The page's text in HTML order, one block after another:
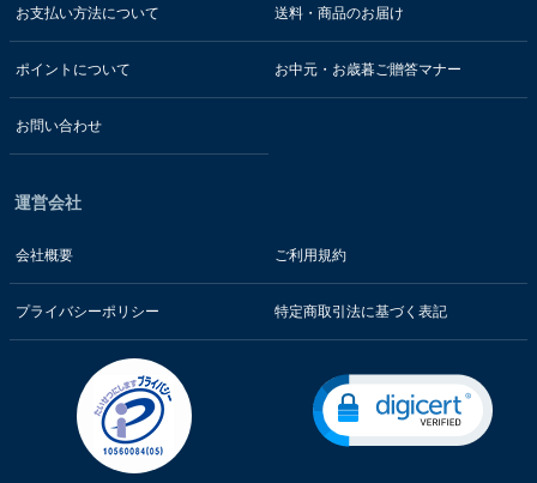
お支払い方法について 送料・商品のお届け
ポイントについて お中元・お歳暮ご贈答マナー
お問い合わせ
運営会社
会社概要 ご利用規約
プライバシーポリシー 特定商取引法に基づく表記